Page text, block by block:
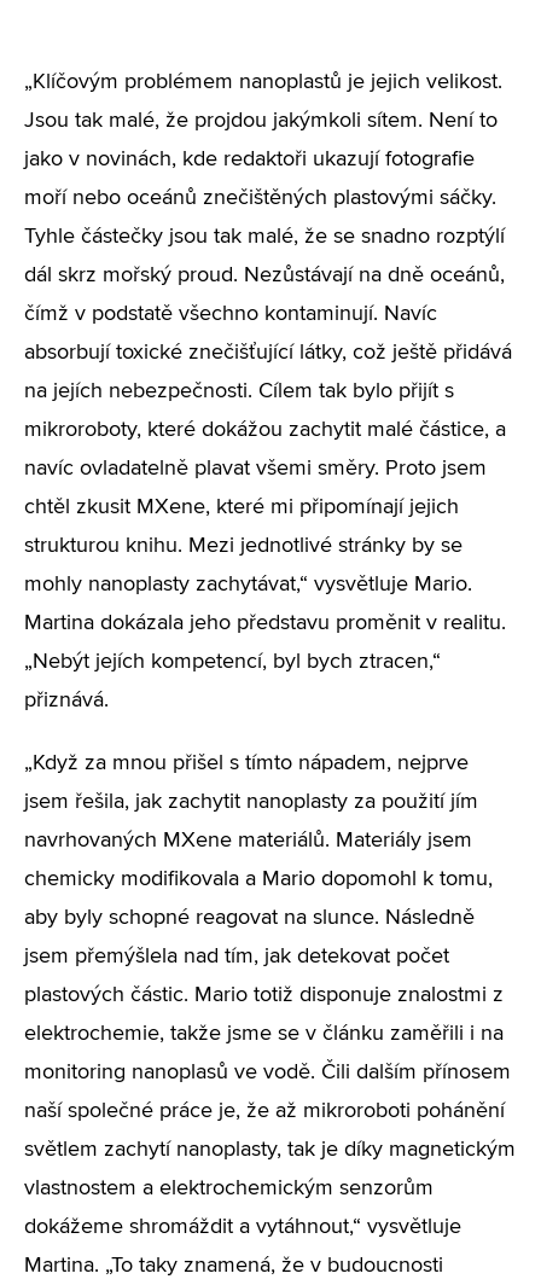
„Klíčovým problémem nanoplastů je jejich velikost.
Jsou tak malé, že projdou jakýmkoli sítem. Není to
jako v novinách, kde redaktoři ukazují fotografie
moří nebo oceánů znečištěných plastovými sáčky.
Tyhle částečky jsou tak malé, že se snadno rozptýlí
dál skrz mořský proud. Nezůstávají na dně oceánů,
čímž v podstatě všechno kontaminují. Navíc
absorbují toxické znečišťující látky, což ještě přidává
na jejích nebezpečnosti. Cílem tak bylo přijít s
mikroroboty, které dokážou zachytit malé částice, a
navíc ovladatelně plavat všemi směry. Proto jsem
chtěl zkusit MXene, které mi připomínají jejich
strukturou knihu. Mezi jednotlivé stránky by se
mohly nanoplasty zachytávat,“ vysvětluje Mario.
Martina dokázala jeho představu proměnit v realitu.
„Nebýt jejích kompetencí, byl bych ztracen,“
přiznává.
„Když za mnou přišel s tímto nápadem, nejprve
jsem řešila, jak zachytit nanoplasty za použití jím
navrhovaných MXene materiálů. Materiály jsem
chemicky modifikovala a Mario dopomohl k tomu,
aby byly schopné reagovat na slunce. Následně
jsem přemýšlela nad tím, jak detekovat počet
plastových částic. Mario totiž disponuje znalostmi z
elektrochemie, takže jsme se v článku zaměřili i na
monitoring nanoplasů ve vodě. Čili dalším přínosem
naší společné práce je, že až mikroroboti pohánění
světlem zachytí nanoplasty, tak je díky magnetickým
vlastnostem a elektrochemickým senzorům
dokážeme shromáždit a vytáhnout,“ vysvětluje
Martina. „To taky znamená, že v budoucnosti